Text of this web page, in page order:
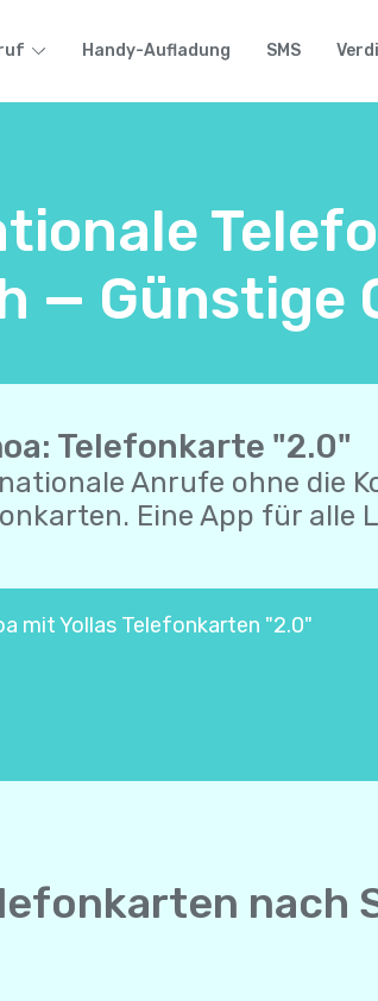
Handy-Aufladung SMS
—
Telefonkarte "2.0"
Anrufe ohne die
Eine App für alle
mit Yollas Telefonkarten "2.0"
nach